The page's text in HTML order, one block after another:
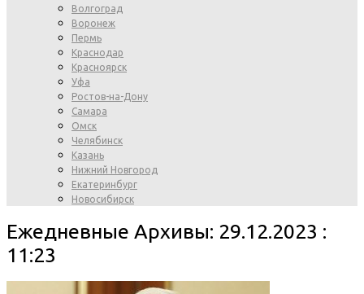
Волгоград
Воронеж
Пермь
Краснодар
Красноярск
Уфа
Ростов-на-Дону
Самара
Омск
Челябинск
Казань
Нижний Новгород
Екатеринбург
Новосибирск
Ежедневные Архивы: 29.12.2023 :
11:23